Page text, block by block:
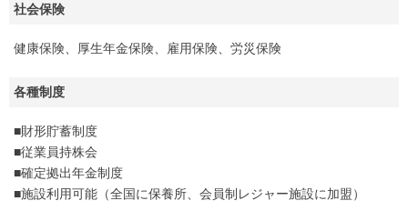
社会保険
健康保険、厚生年金保険、雇用保険、労災保険
各種制度
■財形貯蓄制度
■従業員持株会
■確定拠出年金制度
■施設利用可能（全国に保養所、会員制レジャー施設に加盟）